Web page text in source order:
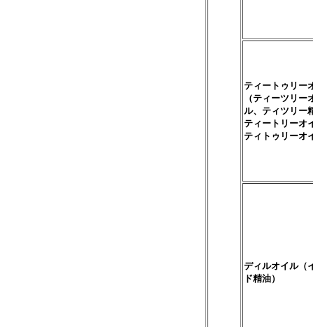
ティートゥリー
（ティーツリー
ル、ティツリー
ティートリーオ
ティトゥリーオ
ディルオイル（
ド精油）